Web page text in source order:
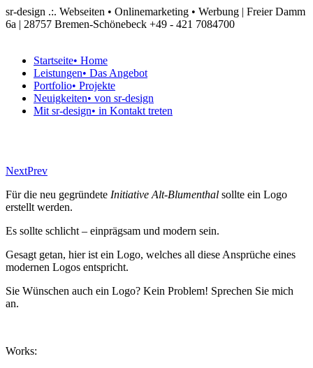
sr-design .:. Webseiten • Onlinemarketing • Werbung | Freier Damm
6a | 28757 Bremen-Schönebeck +49 - 421 7084700
Startseite• Home
Leistungen• Das Angebot
Portfolio• Projekte
Neuigkeiten• von sr-design
Mit sr-design• in Kontakt treten
NextPrev
Für die neu gegründete Initiative Alt-Blumenthal sollte ein Logo
erstellt werden.
Es sollte schlicht – einprägsam und modern sein.
Gesagt getan, hier ist ein Logo, welches all diese Ansprüche eines
modernen Logos entspricht.
Sie Wünschen auch ein Logo? Kein Problem! Sprechen Sie mich
an.
Works: